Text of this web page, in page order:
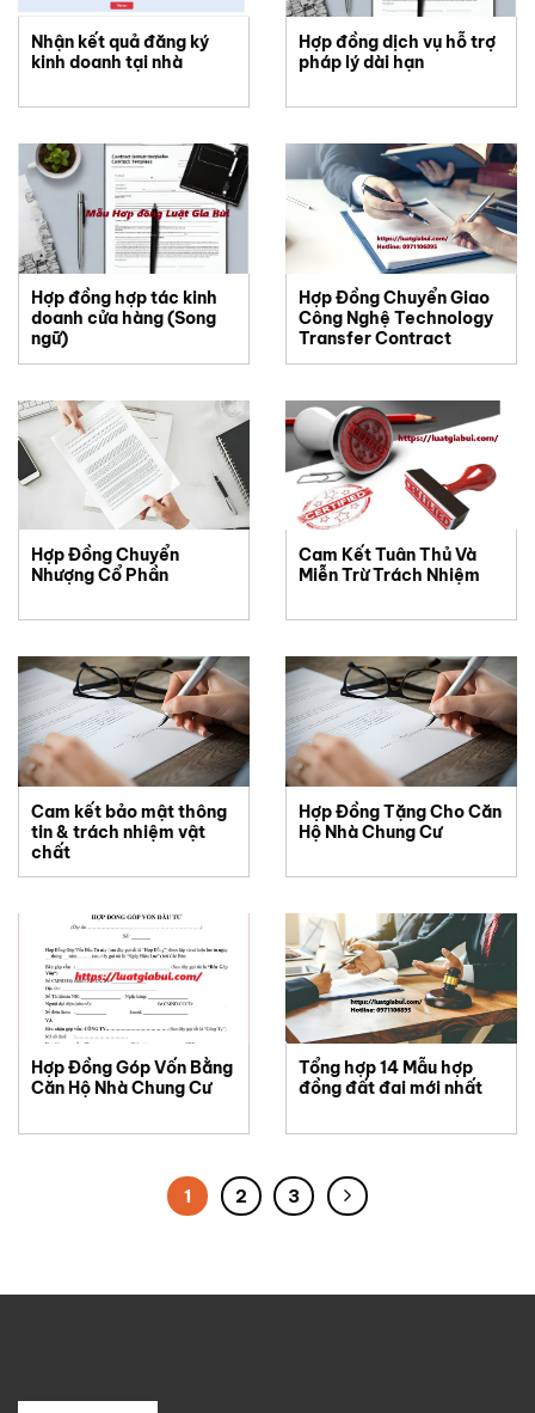
Nhận kết quả đăng ký
kinh doanh tại nhà
Hợp đồng dịch vụ hỗ trợ
pháp lý dài hạn
Hợp đồng hợp tác kinh
doanh cửa hàng (Song
ngữ)
Hợp Đồng Chuyển Giao
Công Nghệ Technology
Transfer Contract
Hợp Đồng Chuyển
Nhượng Cổ Phần
Cam Kết Tuân Thủ Và
Miễn Trừ Trách Nhiệm
Cam kết bảo mật thông
tin & trách nhiệm vật
chất
Hợp Đồng Tặng Cho Căn
Hộ Nhà Chung Cư
Hợp Đồng Góp Vốn Bằng
Căn Hộ Nhà Chung Cư
Tổng hợp 14 Mẫu hợp
đồng đất đai mới nhất
1 2 3